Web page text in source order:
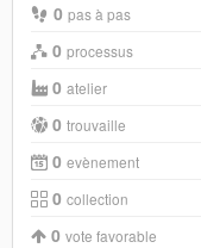
0 pas à pas
0 processus
0 atelier
0 trouvaille
0 evènement
0 collection
0 vote favorable